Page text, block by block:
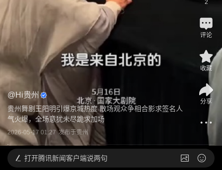
@Hi贵州
贵州舞剧王阳明引爆京城热度 散场观众争相合影求签名人
气火爆，全场意犹未尽跪求加场
2026-05-17 01:27 发布于贵州
2
评论
收藏
分享
打开腾讯新闻客户端说两句